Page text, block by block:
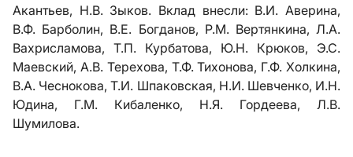
Акантьев, Н.В. Зыков. Вклад внесли: В.И. Аверина,
В.Ф. Барболин, В.Е. Богданов, Р.М. Вертянкина, Л.А.
Вахрисламова, Т.П. Курбатова, Ю.Н. Крюков, Э.С.
Маевский, А.В. Терехова, Т.Ф. Тихонова, Г.Ф. Холкина,
В.А. Чеснокова, Т.И. Шпаковская, Н.И. Шевченко, И.Н.
Юдина, Г.М. Кибаленко, Н.Я. Гордеева, Л.В.
Шумилова.